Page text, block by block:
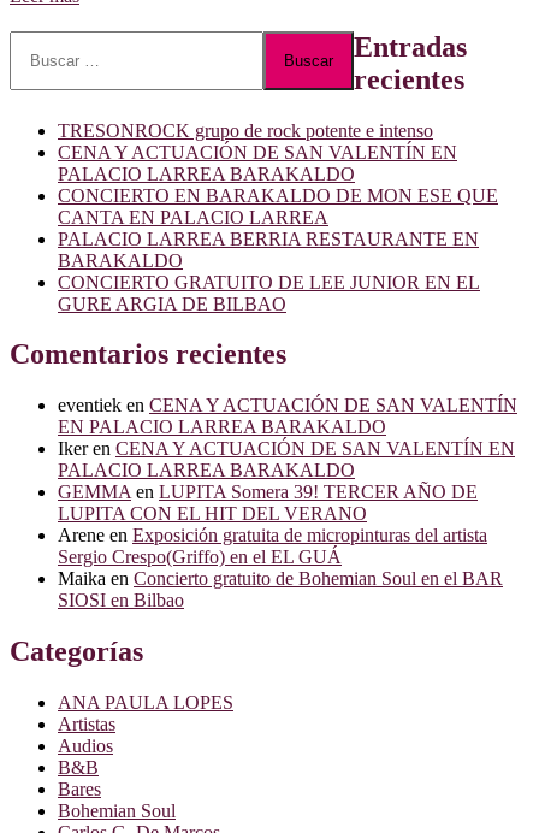
sobre
CONCIERTO
MON
ESE
QUE
CANTA
EN
EL
GURE
ARGIA
DE
BILBAO
Entradas
recientes
TRESONROCK grupo de rock potente e intenso
CENA Y ACTUACIÓN DE SAN VALENTÍN EN
PALACIO LARREA BARAKALDO
CONCIERTO EN BARAKALDO DE MON ESE QUE
CANTA EN PALACIO LARREA
PALACIO LARREA BERRIA RESTAURANTE EN
BARAKALDO
CONCIERTO GRATUITO DE LEE JUNIOR EN EL
GURE ARGIA DE BILBAO
Comentarios recientes
eventiek en CENA Y ACTUACIÓN DE SAN VALENTÍN
EN PALACIO LARREA BARAKALDO
Ikeren CENA Y ACTUACIÓN DE SAN VALENTÍN EN
PALACIO LARREA BARAKALDO
GEMMA en LUPITA Somera 39! TERCER AÑO DE
LUPITA CON EL HIT DEL VERANO
Arene en Exposición gratuita de micropinturas del artista
Sergio Crespo(Griffo) en el EL GUÁ
Maika en Concierto gratuito de Bohemian Soul en el BAR
SIOSI en Bilbao
Categorías
ANA PAULA LOPES
Artistas
Audios
B&B
Bares
Bohemian Soul